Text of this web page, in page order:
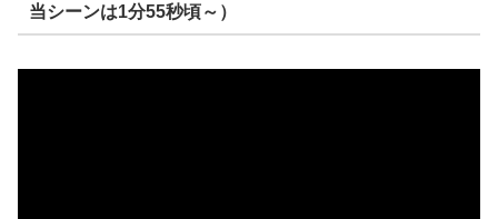
当シーンは1分55秒頃～）